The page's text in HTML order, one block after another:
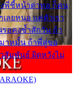
พี่ชี้หน้าด่าทอ ก็คน
ลยหนอ แค่ตัวเรา
อคงช้ำสักวัน ถ้า
มาหมั้น ถ้าพี่สู่ขอ
สัมพันธ์ ผิดหวังไม่